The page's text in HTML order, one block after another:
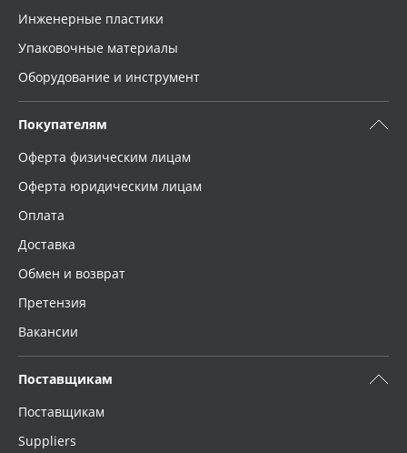
Инженерные пластики
Упаковочные материалы
Оборудование и инструмент
Покупателям
Оферта физическим лицам
Оферта юридическим лицам
Оплата
Доставка
Обмен и возврат
Претензия
Вакансии
Поставщикам
Поставщикам
Suppliers